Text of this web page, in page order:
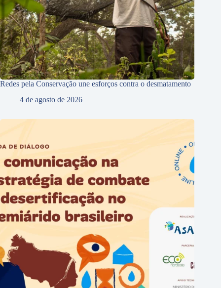
Redes pela Conservação une esforços contra o desmatamento
4 de agosto de 2026